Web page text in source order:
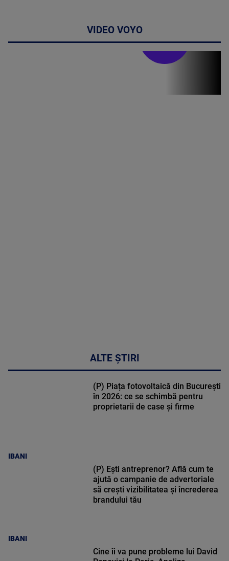
VIDEO VOYO
Stirile PRO TV
ALTE ȘTIRI
IBANI
(P) Piața fotovoltaică din București
în 2026: ce se schimbă pentru
proprietarii de case și firme
IBANI
(P) Ești antreprenor? Află cum te
ajută o campanie de advertoriale
să crești vizibilitatea și încrederea
brandului tău
Cine îi va pune probleme lui David